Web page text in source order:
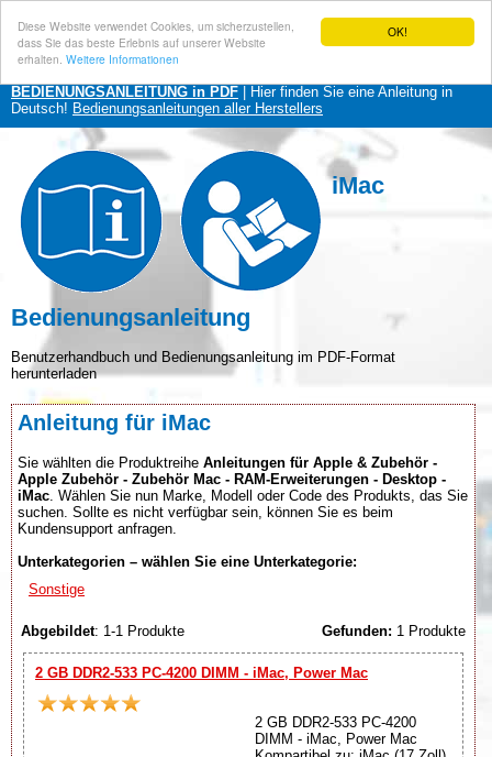
OK!
Diese Website verwendet Cookies, um sicherzustellen,
dass Sie das beste Erlebnis auf unserer Website
erhalten. Weitere Informationen
BEDIENUNGSANLEITUNG in PDF | Hier finden Sie eine Anleitung in
Deutsch! Bedienungsanleitungen aller Herstellers
iMac
Bedienungsanleitung
Benutzerhandbuch und Bedienungsanleitung im PDF-Format
herunterladen
Anleitung für iMac
Sie wählten die Produktreihe Anleitungen für Apple & Zubehör -
Apple Zubehör - Zubehör Mac - RAM-Erweiterungen - Desktop -
iMac . Wählen Sie nun Marke, Modell oder Code des Produkts, das Sie
suchen. Sollte es nicht verfügbar sein, können Sie es beim
Kundensupport anfragen.
Unterkategorien – wählen Sie eine Unterkategorie:
Sonstige
Abgebildet: 1-1 Produkte Gefunden: 1 Produkte
2 GB DDR2-533 PC-4200 DIMM - iMac, Power Mac
2 GB DDR2-533 PC-4200
DIMM - iMac, Power Mac